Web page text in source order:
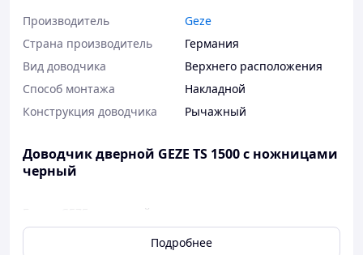
Производитель
Geze
Страна производитель
Германия
Вид доводчика
Верхнего расположения
Способ монтажа
Накладной
Конструкция доводчика
Рычажный
Доводчик дверной GEZE TS 1500 с ножницами
черный
Бренд GEZE, немецкий производитель, известен своим
высококачественным оборудованием для
автоматизации зданий.Подробнее